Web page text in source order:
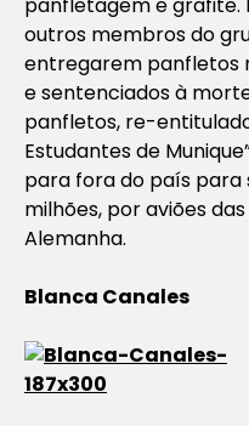
outros membros do
entregarem panfletos
e sentenciados à
panfletos, re-
Estudantes de
para fora do país para
milhões, por aviões
Alemanha.
Blanca Canales